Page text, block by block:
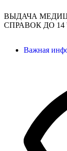
ВЫДАЧА
СПРАВОК ДО 14
Важная